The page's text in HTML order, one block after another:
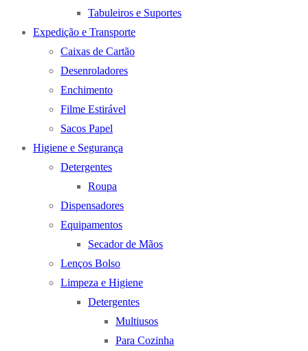
Tabuleiros e Suportes
Expedição e Transporte
Caixas de Cartão
Desenroladores
Enchimento
Filme Estirável
Sacos Papel
Higiene e Segurança
Detergentes
Roupa
Dispensadores
Equipamentos
Secador de Mãos
Lenços Bolso
Limpeza e Higiene
Detergentes
Multiusos
Para Cozinha